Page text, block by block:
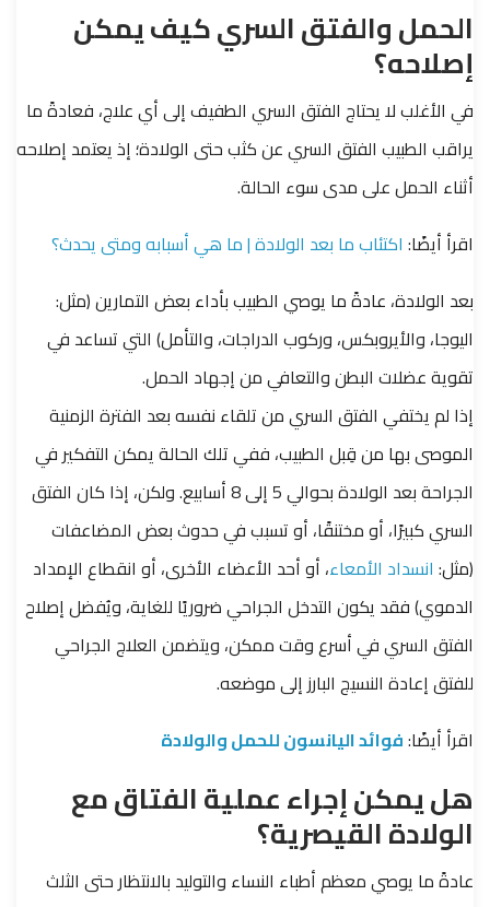
الحمل والفتق السريكيف يمكن
إصلاحه؟
في الأغلب لا يحتاج الفتق السري الطفيف إلى أي علاج، فعادةً ما
يراقب الطبيب الفتق السري عن كثب حتى الولادة؛ إذ يعتمد إصلاحه
أثناء الحمل على مدى سوء الحالة.
اقرأ أيضًا: اكتئاب ما بعد الولادة | ما هي أسبابه ومتى يحدث؟
بعد الولادة، عادةً ما يوصي الطبيب بأداء بعض التمارين (مثل:
اليوجا، والأيروبكس، وركوب الدراجات، والتأمل) التي تساعد في
تقوية عضلات البطن والتعافي من إجهاد الحمل.
إذا لم يختفي الفتق السري من تلقاء نفسه بعد الفترة الزمنية
الموصى بها من قِبل الطبيب، ففي تلك الحالة يمكن التفكير في
الجراحة بعد الولادة بحوالي 5 إلى 8 أسابيع. ولكن، إذا كان الفتق
السري كبيرًا، أو مختنقًا، أو تسبب في حدوث بعض المضاعفات
(مثل: انسداد الأمعاء، أو أحد الأعضاء الأخرى، أو انقطاع الإمداد
الدموي) فقد يكون التدخل الجراحي ضروريًا للغاية، ويُفضل إصلاح
الفتق السري في أسرع وقت ممكن، ويتضمن العلاج الجراحي
للفتق إعادة النسيج البارز إلى موضعه.
اقرأ أيضًا:فوائد اليانسون للحمل والولادة
هل يمكن إجراء عملية الفتاق مع
الولادة القيصرية؟
عادةً ما يوصي معظم أطباء النساء والتوليد بالانتظار حتى الثلث